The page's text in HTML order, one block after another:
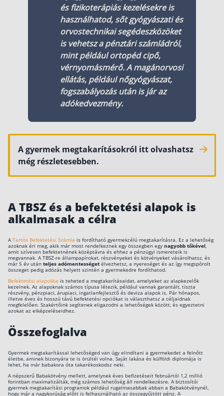
és fizikoterápiás kezelésekre is
használhatod, sőt gyógyászati és
orvostechnikai segédeszközöket
is vehetsz a pénztári számládról,
mint például ortopéd cipő,
vérnyomásmérő. A magánorvosi
ellátás, például nőgyógyászat,
fogszabályozás után is jár az
adókedvezmény.
A gyermek megtakarításokról itt olvashatsz
még részletesebben.
A TBSZ és a befektetési alapok is
alkalmasak a célra
ATartós Befektetési Számla is fordítható gyermekcélú megtakarításra. Ez a lehetőség
azoknak éri meg, akik már most rendelkeznek egy összegben egy nagyobb tőkével,
amit szívesen befektetnének középtávra és ehhez a pénzügyi ismereteik is
megvannak. A TBSZ-re állampapírokat, részvényeket és kötvényeket vásárolhatsz, és
már 5 év után teljes adómentességet élvezhetsz, a nyereséget és az így megspórolt
összeget pedig adózás helyett szintén a gyermekedre fordíthatod.
Befektetési alapokba is teheted a megtakarításaidat, amelyeket az alapkezelők
kezelnek. Az alapoknak számos típusa létezik, például vannak garantált, tiszta
részvény, pénzpiaci, árupiaci, ingatlanfejlesztő és deviza alapok is. Pár hónapos,
illetve éves és hosszú távú befektetési opciókat is választhatsz a céljaidnak
megfelelően. Szakértőink segítenek eligazodni a lehetőségek között, és egyeztetni
azokat az elképzeléseidhez.
Összefoglalva
Gyermek megtakarítással lehetőséged van úgy elindítani a gyermekedet a felnőtt
életbe, aminek bizonyára te is örültél volna. Saját lakása és külföldi diplomája is
lehet, ha már babakora óta takarékoskodsz neki.
A népszerű Babakötvény mellett, amelynek éves befizetéseit februártól 1,2 millió
forintban maximalizálták, még számos lehetőség áll rendelkezésre. A biztosítói
gyermek megtakarítási programok például rugalmasabbak abban a Babakötvénynél,
hogy már a nagykorúság előtt is felhasználható az összegyűjtött pénz. A